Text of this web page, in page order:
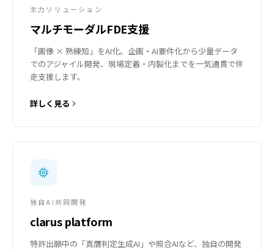
主力ソリューション
マルチモーダルFDE支援
「画像 × 熟練知」をAI化。企画・AI要件化から少量データ
でのアジャイル開発、現場定着・内製化までを一気通貫で伴
走支援します。
詳しく見る
独自AI共同開発
clarus platform
特許出願中の「真贋判定生成AI」や照合AIなど、独自の開発